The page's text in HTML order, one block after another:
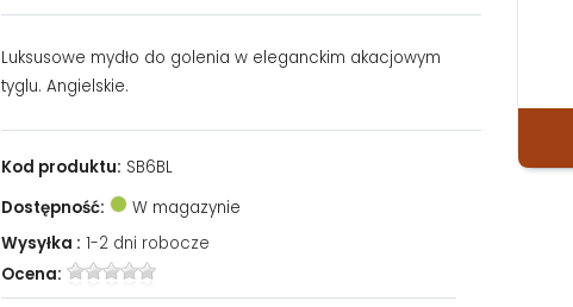
Luksusowe mydło do golenia w eleganckim akacjowym
tyglu. Angielskie.
Kod produktu: SB6BL
Dostępność:
W magazynie
Wysyłka : 1-2 dni robocze
Ocena: